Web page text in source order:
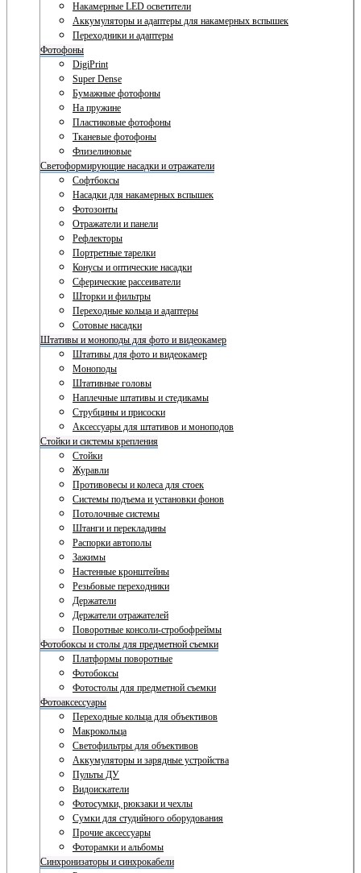
Накамерные LED осветители
Аккумуляторы и адаптеры для накамерных вспышек
Переходники и адаптеры
Фотофоны
DigiPrint
Super Dense
Бумажные фотофоны
На пружине
Пластиковые фотофоны
Тканевые фотофоны
Флизелиновые
Светоформирующие насадки и отражатели
Софтбоксы
Насадки для накамерных вспышек
Фотозонты
Отражатели и панели
Рефлекторы
Портретные тарелки
Конусы и оптические насадки
Сферические рассеиватели
Шторки и фильтры
Переходные кольца и адаптеры
Сотовые насадки
Штативы и моноподы для фото и видеокамер
Штативы для фото и видеокамер
Моноподы
Штативные головы
Наплечные штативы и стедикамы
Струбцины и присоски
Аксессуары для штативов и моноподов
Стойки и системы крепления
Стойки
Журавли
Противовесы и колеса для стоек
Системы подъема и установки фонов
Потолочные системы
Штанги и перекладины
Распорки автополы
Зажимы
Настенные кронштейны
Резьбовые переходники
Держатели
Держатели отражателей
Поворотные консоли-стробофреймы
Фотобоксы и столы для предметной съемки
Платформы поворотные
Фотобоксы
Фотостолы для предметной съемки
Фотоаксессуары
Переходные кольца для объективов
Макрокольца
Светофильтры для объективов
Аккумуляторы и зарядные устройства
Пульты ДУ
Видоискатели
Фотосумки, рюкзаки и чехлы
Сумки для студийного оборудования
Прочие аксессуары
Фоторамки и альбомы
Синхронизаторы и синхрокабели